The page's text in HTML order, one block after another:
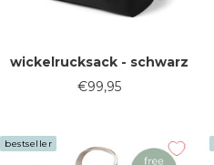
wickelrucksack - schwarz
Verkaufspreis
€99,95
bestseller